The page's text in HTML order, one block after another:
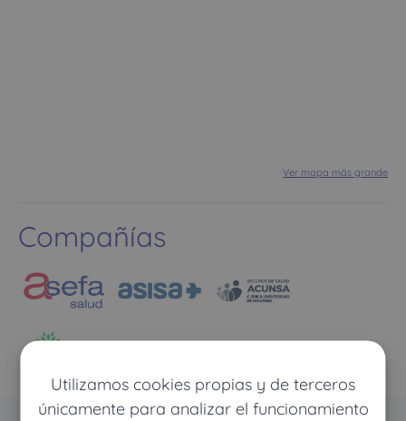
Utilizamos cookies propias y de terceros
únicamente para analizar el funcionamiento
Ver mapa más grande
Compañías